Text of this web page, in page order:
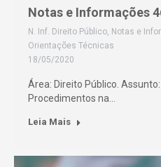
Notas e Informações
N. Inf. Direito Público, Notas e
Orientações Técnicas
18/05/2020
Área: Direito Público. Assunto:
Procedimentos na…
Leia Mais